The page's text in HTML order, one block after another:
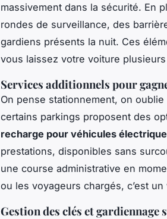
massivement dans la sécurité. En
rondes de surveillance, des
gardiens présents la nuit. Ces
vous laissez votre voiture plusieurs
Services additionnels pour
On pense stationnement, on
certains parkings proposent des
recharge pour véhicules
prestations, disponibles sans
une course administrative en
ou les voyageurs chargés, c’est
Gestion des clés et gardiennage